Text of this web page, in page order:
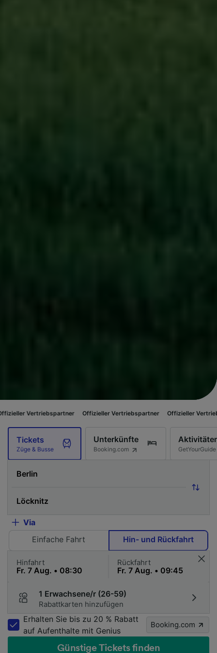
Offizieller Vertriebspartner Offizieller Vertriebspartner
Tickets
Züge & Busse
Unterkünfte
Booking.com GetYourGuide
Via
Einfache Fahrt
Hin- und Rückfahrt
Hinfahrt Rückfahrt
1 Erwachsene/r (26-59)
Rabattkarten hinzufügen
Erhalten Sie bis zu 20 % Rabatt
auf Aufenthalte mit Genius
Booking.com
Günstige Tickets finden